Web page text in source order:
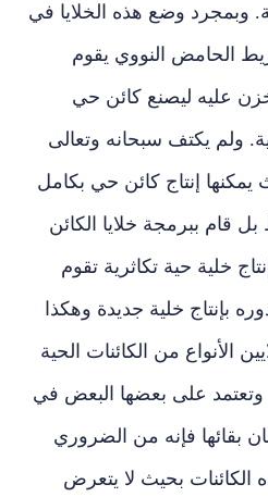
وبمجرد وضع هذه الخلايا في
الحامض النووي يقوم
عليه ليصنع كائن حي
ولم يكتف سبحانه وتعالى
يمكنها إنتاج كائن حي بكامل
قام ببرمجة خلايا الكائن
خلية حية تكاثرية تقوم
بإنتاج خلية جديدة وهكذا
الأنواع من الكائنات الحية
على بعضها البعض في
بقائها فإنه من الضروري
الكائنات بحيث لا يتعرض